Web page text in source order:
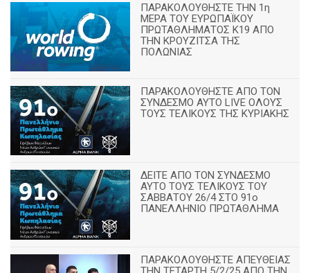
ΠΑΡΑΚΟΛΟΥΘΗΣΤΕ ΤΗΝ 1η
ΜΕΡΑ ΤΟΥ ΕΥΡΩΠΑΪΚΟΥ
ΠΡΩΤΑΘΛΗΜΑΤΟΣ Κ19 ΑΠΟ
ΤΗΝ ΚΡΟΥΖΙΤΣΑ ΤΗΣ
ΠΟΛΩΝΙΑΣ
ΠΑΡΑΚΟΛΟΥΘΗΣΤΕ ΑΠΟ ΤΟΝ
ΣΥΝΔΕΣΜΟ ΑΥΤΟ LIVE ΟΛΟΥΣ
ΤΟΥΣ ΤΕΛΙΚΟΥΣ ΤΗΣ ΚΥΡΙΑΚΗΣ
ΔΕΙΤΕ ΑΠΟ ΤΟΝ ΣΥΝΔΕΣΜΟ
ΑΥΤΟ ΤΟΥΣ ΤΕΛΙΚΟΥΣ ΤΟΥ
ΣΑΒΒΑΤΟΥ 26/4 ΣΤΟ 91ο
ΠΑΝΕΛΛΗΝΙΟ ΠΡΩΤΑΘΛΗΜΑ
ΠΑΡΑΚΟΛΟΥΘΗΣΤΕ ΑΠΕΥΘΕΙΑΣ